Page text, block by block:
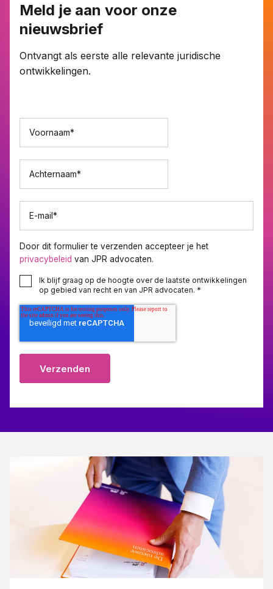
Meld je aan voor onze
nieuwsbrief
Ontvangt als eerste alle relevante juridische
ontwikkelingen.
Voornaam*
Achternaam*
E-mail*
Door dit formulier te verzenden accepteer je het
privacybeleid van JPR advocaten.
Ik blijf graag op de hoogte over de laatste ontwikkelingen
op gebied van recht en van JPR advocaten. *